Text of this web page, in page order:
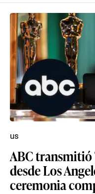
ABC transmitió
desde Los
ceremonia
us